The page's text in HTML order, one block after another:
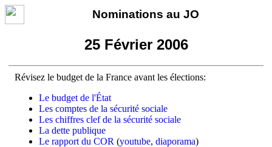
Nominations au JO
25 Février 2006
Révisez le budget de la France avant les élections:
Le budget de l'État
Les comptes de la sécurité sociale
Les chiffres clef de la sécurité sociale
La dette publique
Le rapport du COR (youtube, diaporama)